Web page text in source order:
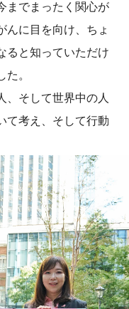
までまったく関心が
んに目を向け、ちょ
ると知っていただけ
。
そして世界中の人
て考え、そして行動